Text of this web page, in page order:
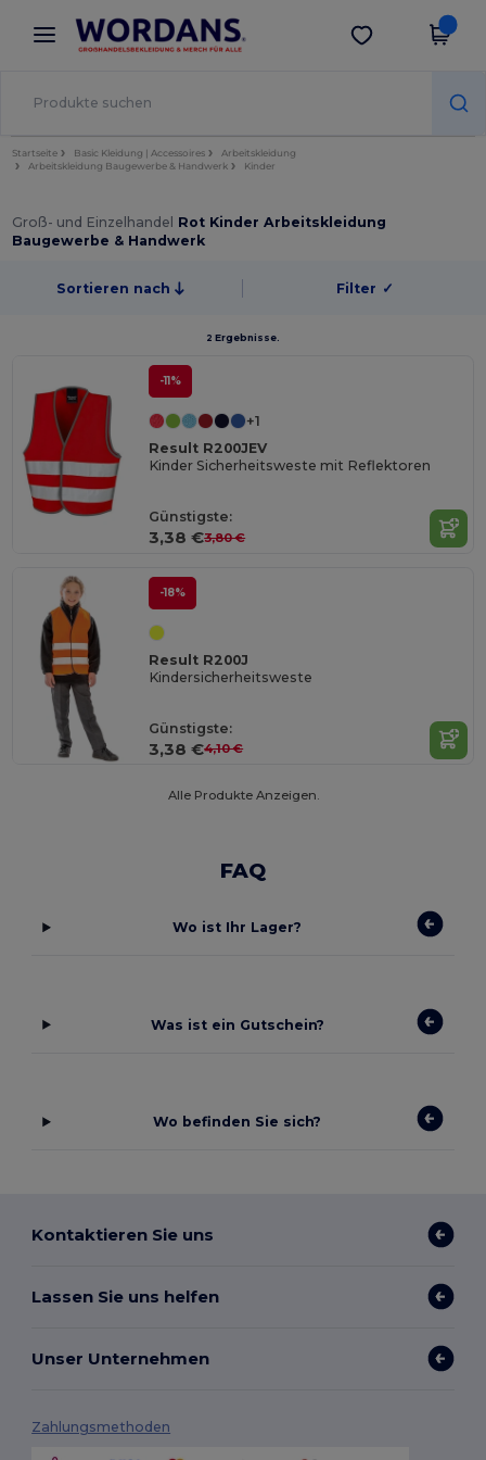
× Wordans App
Bessere Preise in der App!
App holen
Startseite Basic Kleidung | Accessoires
Arbeitskleidung
Arbeitskleidung Baugewerbe & Handwerk
Kinder
Groß- und Einzelhandel Rot Kinder Arbeitskleidung
Baugewerbe & Handwerk
Sortieren nach Filter ✓
2 Ergebnisse.
-11%
+1
Result R200JEV
Kinder Sicherheitsweste mit Reflektoren
Günstigste:
3,38 €3,80 €
-18%
Result R200J
Kindersicherheitsweste
Günstigste:
3,38 €4,10 €
Alle Produkte Anzeigen.
FAQ
Wo ist Ihr Lager?
Was ist ein Gutschein?
Wo befinden Sie sich?
Kontaktieren Sie uns
Lassen Sie uns helfen
Unser Unternehmen
Zahlungsmethoden